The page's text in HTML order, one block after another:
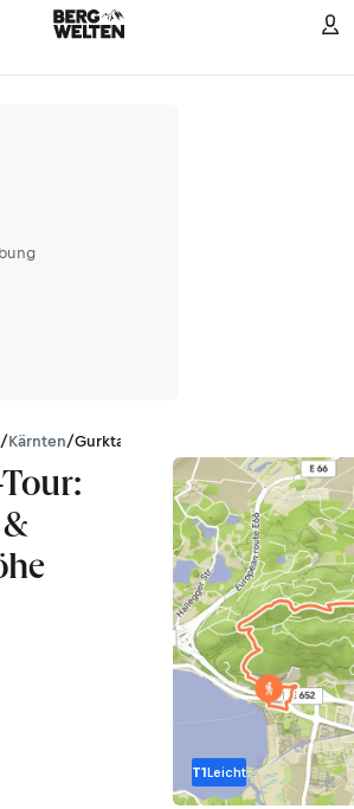
/Kärnten/Gurktaler Alpen
T1Leicht